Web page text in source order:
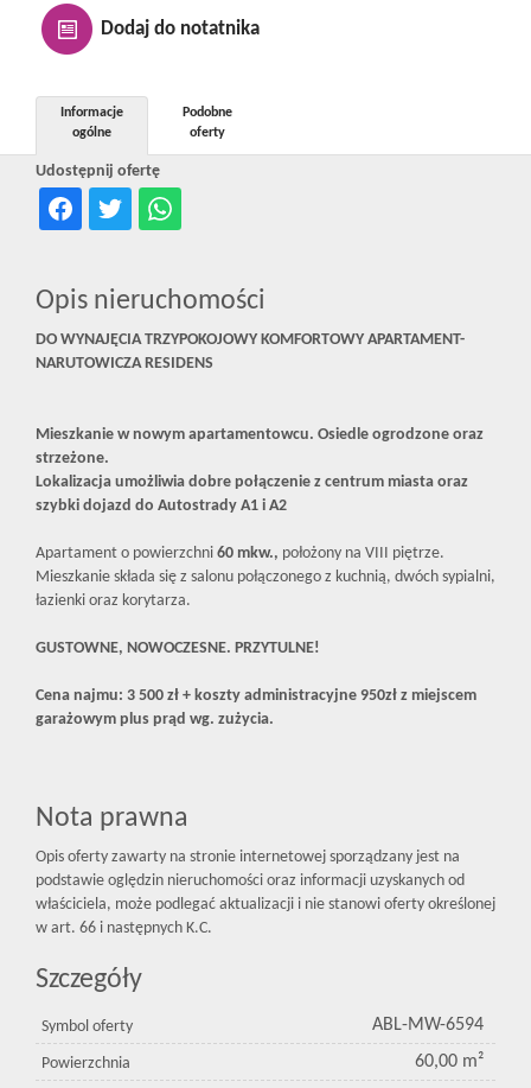
Dodaj do notatnika
Udostępnij ofertę
Informacje
ogólne
Podobne
oferty
Opis nieruchomości
DO WYNAJĘCIA TRZYPOKOJOWY KOMFORTOWY APARTAMENT-
NARUTOWICZA RESIDENS
​Mieszkanie w nowym apartamentowcu. Osiedle ogrodzone oraz
strzeżone.
​Lokalizacja umożliwia dobre połączenie z centrum miasta oraz
szybki dojazd do Autostrady A1 i A2
Apartament o powierzchni 60 mkw., położony na VIII piętrze.
Mieszkanie składa się z salonu połączonego z kuchnią, dwóch sypialni,
łazienki oraz korytarza.
GUSTOWNE, NOWOCZESNE. PRZYTULNE!
Cena najmu: 3 500 zł + koszty administracyjne 950zł z miejscem
garażowym plus prąd wg. zużycia.
Nota prawna
Opis oferty zawarty na stronie internetowej sporządzany jest na
podstawie oględzin nieruchomości oraz informacji uzyskanych od
właściciela, może podlegać aktualizacji i nie stanowi oferty określonej
w art. 66 i następnych K.C.
Szczegóły
Symbol oferty ABL-MW-6594
Powierzchnia 60,00 m²